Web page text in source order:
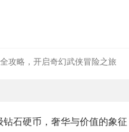
攻略，开启奇幻武侠冒险之旅
钻石硬币，奢华与价值的象征